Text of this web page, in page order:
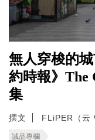
無人穿梭的
約時報》The
集
撰文 FLiPER（云
誠品專欄